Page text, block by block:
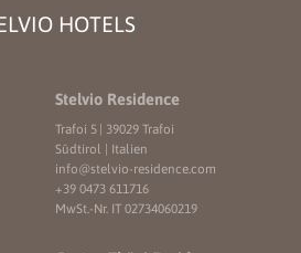
HOTELS
Stelvio Residence
Trafoi 5 | 39029 Trafoi
Südtirol | Italien
info@stelvio-residence.com
+39 0473 611716
MwSt.-Nr. IT 02734060219